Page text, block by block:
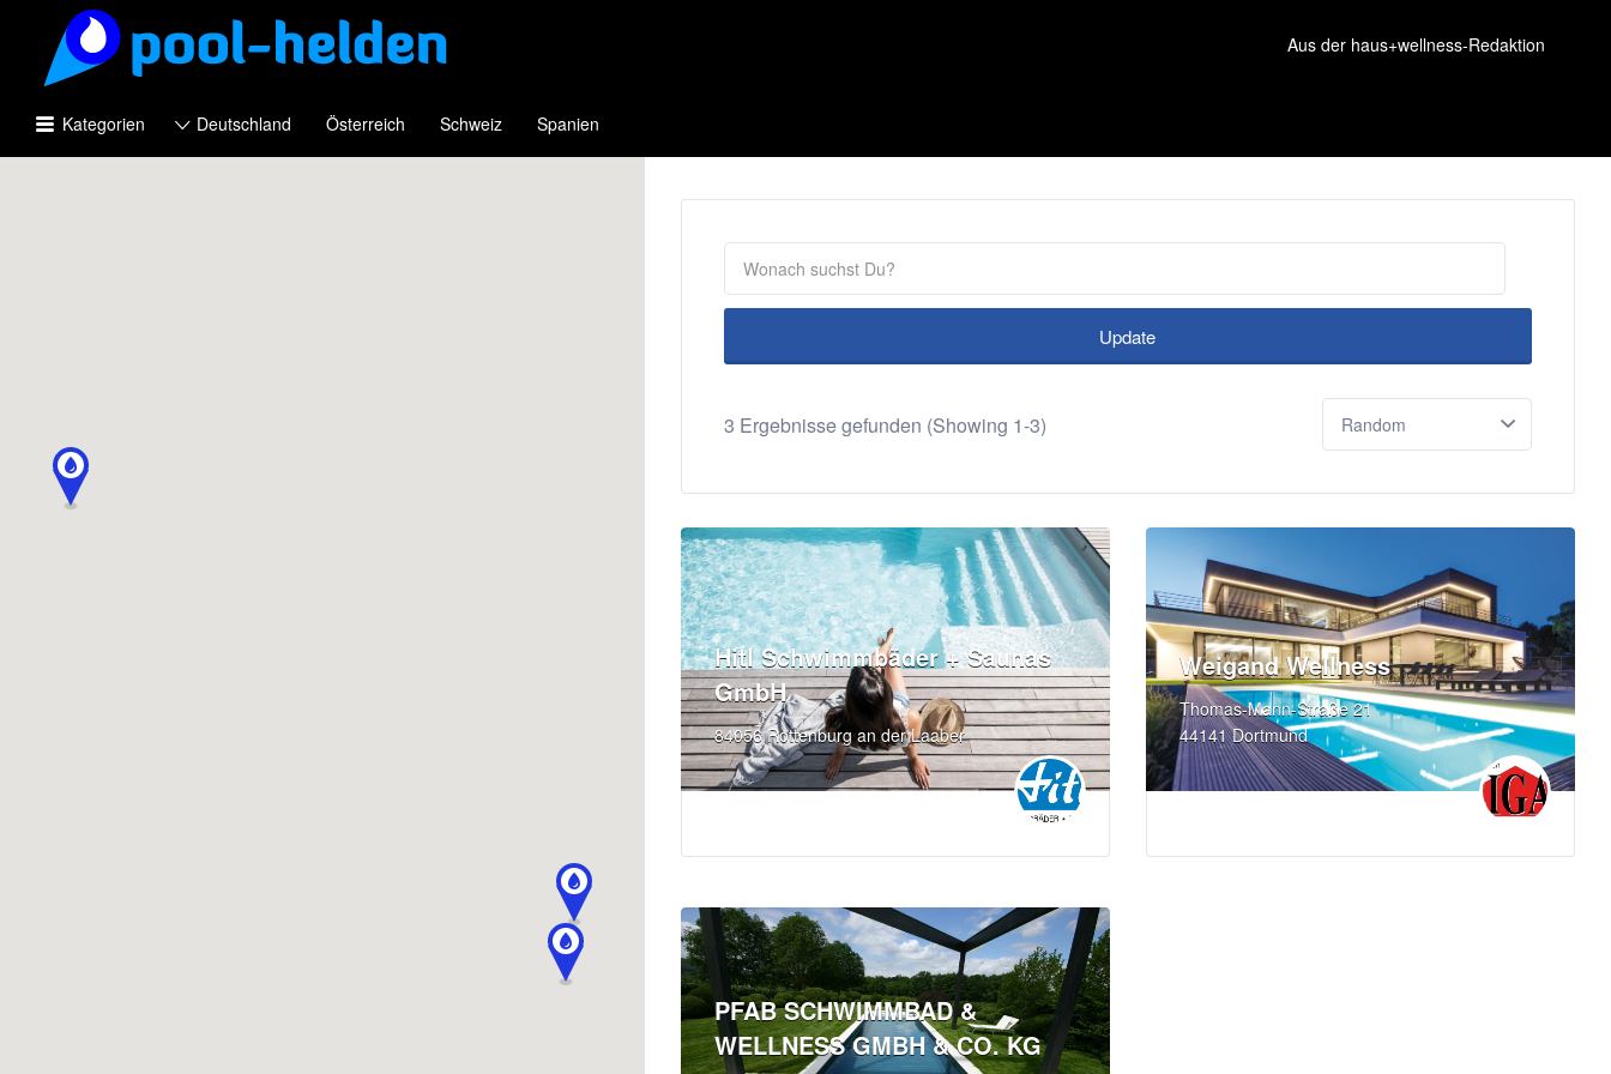
Aus der haus+wellness-Redaktion
Suchen
nach:
Kategorien Deutschland Österreich Schweiz Spanien
Update
3 Ergebnisse gefunden (Showing 1-3)
Hitl Schwimmbäder + Saunas
GmbH
84056 Rottenburg an der Laaber
Weigand Wellness
Thomas-Mann-Straße 21
44141 Dortmund
PFAB SCHWIMMBAD &
WELLNESS GMBH & CO. KG